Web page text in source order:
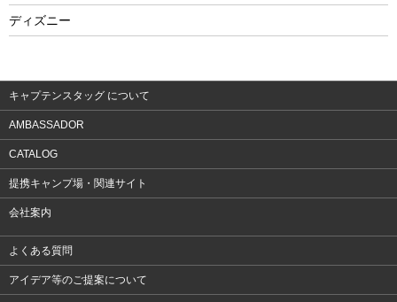
ウェア
ディズニー
キャプテンスタッグ について
AMBASSADOR
CATALOG
提携キャンプ場・関連サイト
会社案内
よくある質問
アイデア等のご提案について